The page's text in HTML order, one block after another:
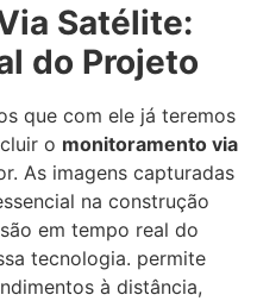
Satélite:
do Projeto
que com ele já teremos
o monitoramento via
As imagens capturadas
na construção
em tempo real do
tecnologia. permite
à distância,